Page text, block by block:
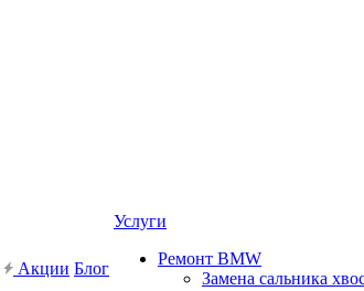
Акции Блог
Услуги
Ремонт BMW
Замена сальника